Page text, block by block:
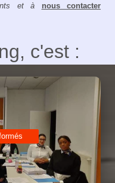
et à nous contacter
c'est :